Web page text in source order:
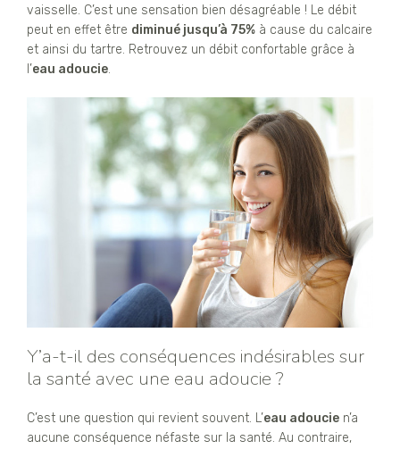
vaisselle. C’est une sensation bien désagréable ! Le débit
peut en effet être diminué jusqu’à 75% à cause du calcaire
et ainsi du tartre. Retrouvez un débit confortable grâce à
l’eau adoucie.
Y’a-t-il des conséquences indésirables sur
la santé avec une eau adoucie ?
C’est une question qui revient souvent. L’eau adoucie n’a
aucune conséquence néfaste sur la santé. Au contraire,